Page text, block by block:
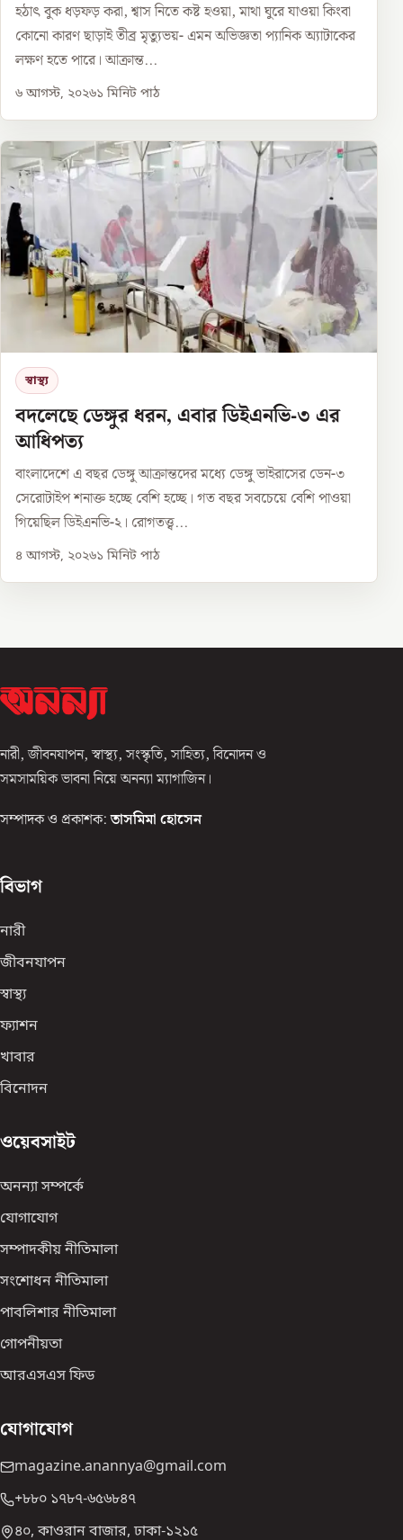
হঠাৎ বুক ধড়ফড় করা, শ্বাস নিতে কষ্ট হওয়া, মাথা ঘুরে যাওয়া কিংবা
কোনো কারণ ছাড়াই তীব্র মৃত্যুভয়- এমন অভিজ্ঞতা প্যানিক অ্যাটাকের
লক্ষণ হতে পারে। আক্রান্ত...
৬ আগস্ট, ২০২৬১ মিনিট পাঠ
স্বাস্থ্য
বদলেছে ডেঙ্গুর ধরন, এবার ডিইএনভি-৩ এর
আধিপত্য
বাংলাদেশে এ বছর ডেঙ্গু আক্রান্তদের মধ্যে ডেঙ্গু ভাইরাসের ডেন-৩
সেরোটাইপ শনাক্ত হচ্ছে বেশি হচ্ছে। গত বছর সবচেয়ে বেশি পাওয়া
গিয়েছিল ডিইএনভি-২। রোগতত্ত্ব...
৪ আগস্ট, ২০২৬১ মিনিট পাঠ
নারী, জীবনযাপন, স্বাস্থ্য, সংস্কৃতি, সাহিত্য, বিনোদন ও
সমসাময়িক ভাবনা নিয়ে অনন্যা ম্যাগাজিন।
সম্পাদক ও প্রকাশক: তাসমিমা হোসেন
বিভাগ
নারী
জীবনযাপন
স্বাস্থ্য
ফ্যাশন
খাবার
বিনোদন
ওয়েবসাইট
অনন্যা সম্পর্কে
যোগাযোগ
সম্পাদকীয় নীতিমালা
সংশোধন নীতিমালা
পাবলিশার নীতিমালা
গোপনীয়তা
আরএসএস ফিড
যোগাযোগ
magazine.anannya@gmail.com
+৮৮০ ১৭৮৭-৬৫৬৮৪৭
৪০, কাওরান বাজার, ঢাকা-১২১৫